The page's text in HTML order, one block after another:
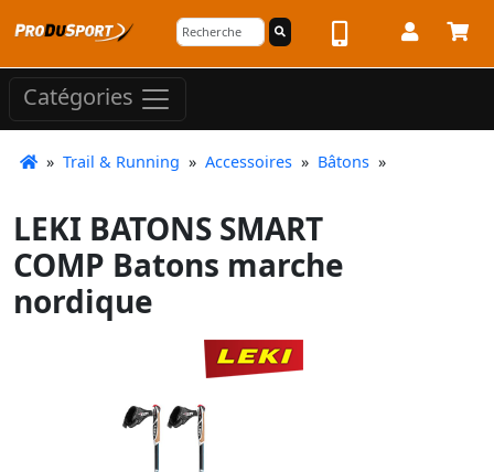
Catégories
» Trail & Running » Accessoires » Bâtons »
LEKI BATONS SMART
COMP Batons marche
nordique